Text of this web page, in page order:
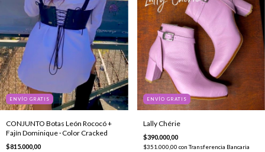
ENVÍO GRATIS
CONJUNTO Botas León Rococó +
Fajín Dominique · Color Cracked
$815.000,00
ENVÍO GRATIS
Lally Chérie
$390.000,00
$351.000,00 con Transferencia Bancaria